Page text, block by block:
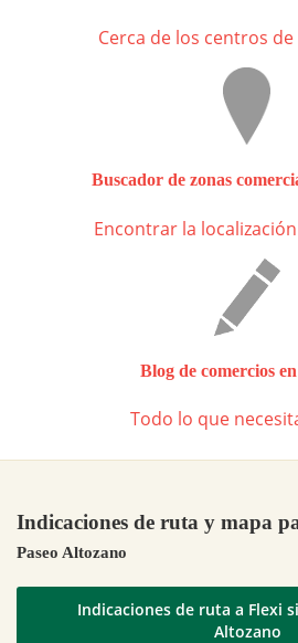
Cerca de los centros
Buscador de zonas
Encontrar la
Blog de comercios
Todo lo que
Indicaciones de ruta y mapa
Paseo Altozano
Indicaciones de ruta a Flexi
Altozano